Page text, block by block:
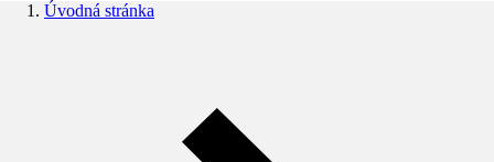
Úvodná stránka